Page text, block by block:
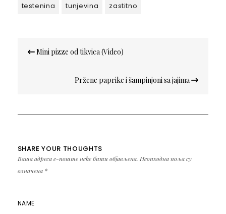
testenina
tunjevina zastitno
чланка
Mini pizze od tikvica (Video)
Pržene paprike i šampinjoni sa jajima
SHARE YOUR THOUGHTS
Ваша адреса е-поште неће бити објављена. Неопходна поља су
означена *
NAME